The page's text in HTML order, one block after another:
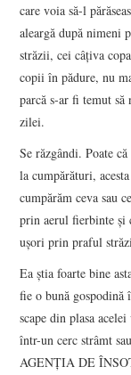
NUMĂRUL
APRILIE
care voia să-l
aleargă după nimeni
străzii, cei câţiva
copii în pădure, nu
parcă s-ar fi temut să
zilei.
Se răzgândi. Poate
la cumpărături,
cumpărăm ceva sau
prin aerul fierbinte şi
uşori prin praful
Ea ştia foarte bine
fie o bună gospodină
scape din plasa
într-un cerc strâmt
AGENŢIA DE